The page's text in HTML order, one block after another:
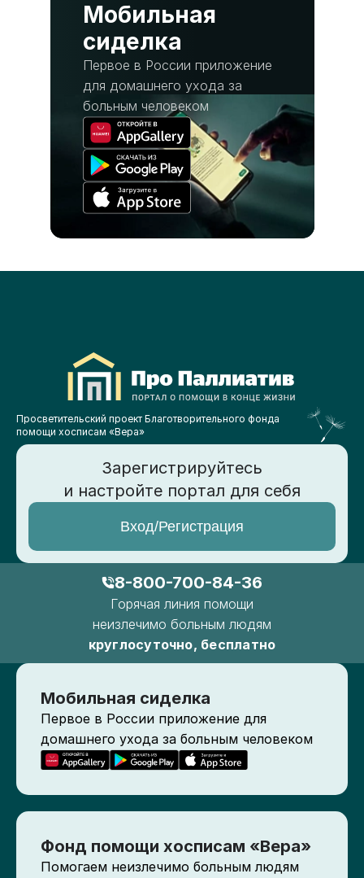
Мобильная
сиделка
Первое в России приложение
для домашнего ухода за
больным человеком
Просветительский проект Благотворительного фонда
помощи хосписам «Вера»
Зарегистрируйтесь
и настройте портал для себя
Вход/Регистрация
8-800-700-84-36
Горячая линия помощи
неизлечимо больным людям
круглосуточно, бесплатно
Мобильная сиделка
Первое в России приложение для
домашнего ухода за больным человеком
Фонд помощи хосписам «Вера»
Помогаем неизлечимо больным людям